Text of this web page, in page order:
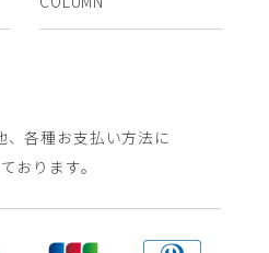
、各種お支払い方法に
おります。